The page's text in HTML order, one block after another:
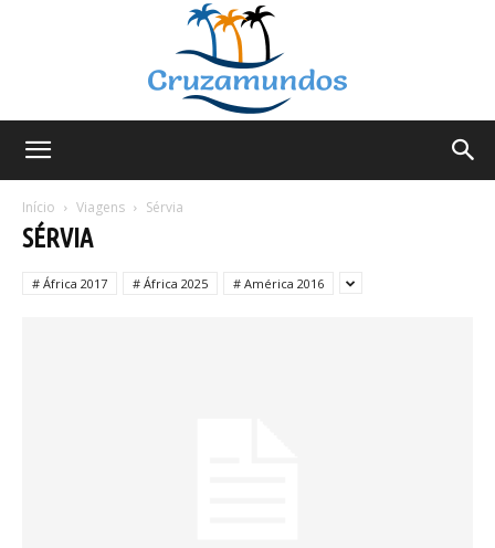
Início Viagens Sérvia
SÉRVIA
# África 2017 # África 2025 # América 2016